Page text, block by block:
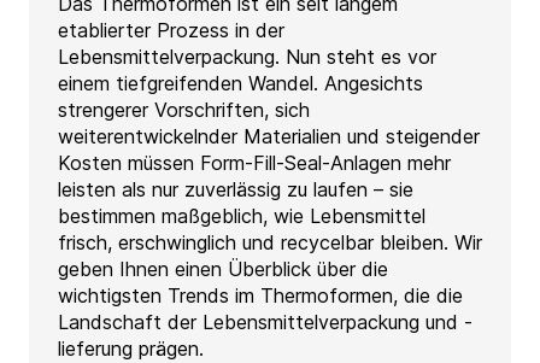
etablierter Prozess in der
Lebensmittelverpackung. Nun steht es vor
einem tiefgreifenden Wandel. Angesichts
strengerer Vorschriften, sich
weiterentwickelnder Materialien und steigender
Kosten müssen Form-Fill-Seal-Anlagen mehr
leisten als nur zuverlässig zu laufen – sie
bestimmen maßgeblich, wie Lebensmittel
frisch, erschwinglich und recycelbar bleiben. Wir
geben Ihnen einen Überblick über die
wichtigsten Trends im Thermoformen, die die
Landschaft der Lebensmittelverpackung und -
lieferung prägen.